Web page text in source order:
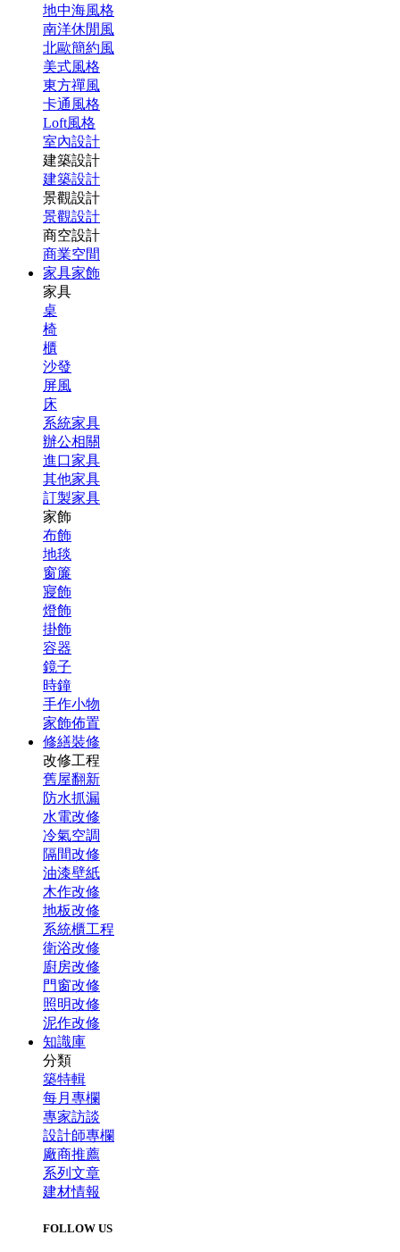
地中海風格
南洋休閒風
北歐簡約風
美式風格
東方禪風
卡通風格
Loft風格
室內設計
建築設計
建築設計
景觀設計
景觀設計
商空設計
商業空間
家具家飾
家具
桌
椅
櫃
沙發
屏風
床
系統家具
辦公相關
進口家具
其他家具
訂製家具
家飾
布飾
地毯
窗簾
寢飾
燈飾
掛飾
容器
鏡子
時鐘
手作小物
家飾佈置
修繕裝修
改修工程
舊屋翻新
防水抓漏
水電改修
冷氣空調
隔間改修
油漆壁紙
木作改修
地板改修
系統櫃工程
衛浴改修
廚房改修
門窗改修
照明改修
泥作改修
知識庫
分類
築特輯
每月專欄
專家訪談
設計師專欄
廠商推薦
系列文章
建材情報
FOLLOW US